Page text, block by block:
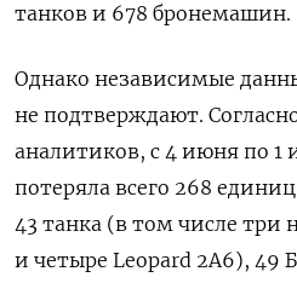
танков и 678 бронемашин.
Однако независимые
не подтверждают.
аналитиков, с 4 июня по 1
потеряла всего 268
43 танка (в том числе три
и четыре Leopard 2A6), 49